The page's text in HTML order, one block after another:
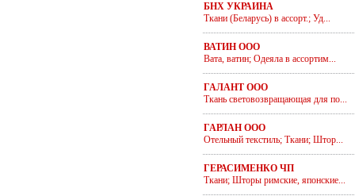
БНХ УКРАИНА
Ткани (Беларусь) в ассорт.; Уд...
ВАТИН ООО
Вата, ватин; Одеяла в ассортим...
ГАЛАНТ ООО
Ткань световозвращающая для по...
ГАРЛАН ООО
Отельный текстиль; Ткани; Штор...
ГЕРАСИМЕНКО ЧП
Ткани; Шторы римские, японские...